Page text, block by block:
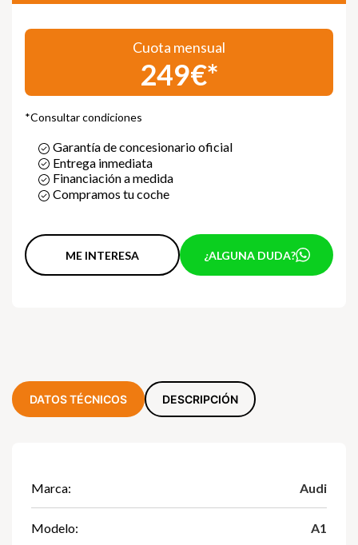
Cuota mensual
249€*
*Consultar condiciones
Garantía de concesionario oficial
Entrega inmediata
Financiación a medida
Compramos tu coche
ME INTERESA ¿ALGUNA DUDA?
DATOS TÉCNICOS DESCRIPCIÓN
Marca: Audi
Modelo: A1